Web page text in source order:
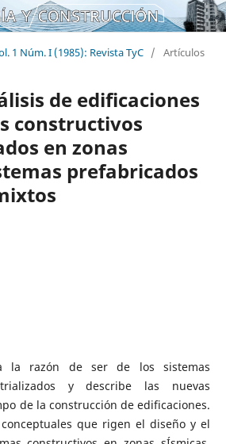
1 Núm. I (1985): Revista TyC / Artículos
de edificaciones
constructivos
en zonas
prefabricados
la razón de ser de los sistemas
y describe las nuevas
de la construcción de edificaciones.
conceptuales que rigen el diseño y el